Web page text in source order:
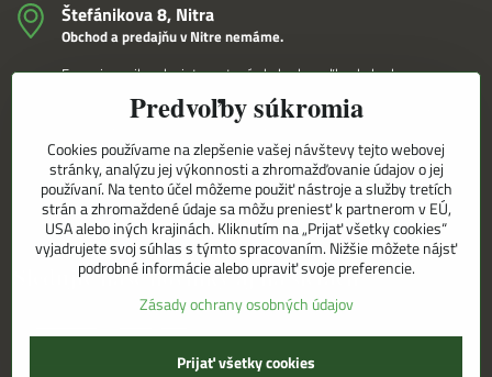
Štefánikova 8, Nitra
Obchod a predajňu v Nitre nemáme.
Fungujeme iba ako internetový obchod a veľkoobchod.
V Nitre Vám tovar dovezieme osobne na základe internetovej
objednávky a telefonického dohovoru.
Korešpondenčná adresa
MEANDRA,s.r.o.
P.O.BOX 8/D
949 01 Nitra
Sledujte naše novinky aj na sieťach
Instagram
Predvoľby súkromia
Cookies používame na zlepšenie vašej návštevy tejto webovej
stránky, analýzu jej výkonnosti a zhromažďovanie údajov o jej
používaní. Na tento účel môžeme použiť nástroje a služby tretích
strán a zhromaždené údaje sa môžu preniesť k partnerom v EÚ,
USA alebo iných krajinách. Kliknutím na „Prijať všetky cookies“
vyjadrujete svoj súhlas s týmto spracovaním. Nižšie môžete nájsť
podrobné informácie alebo upraviť svoje preferencie.
Zásady ochrany osobných údajov
Prijať všetky cookies